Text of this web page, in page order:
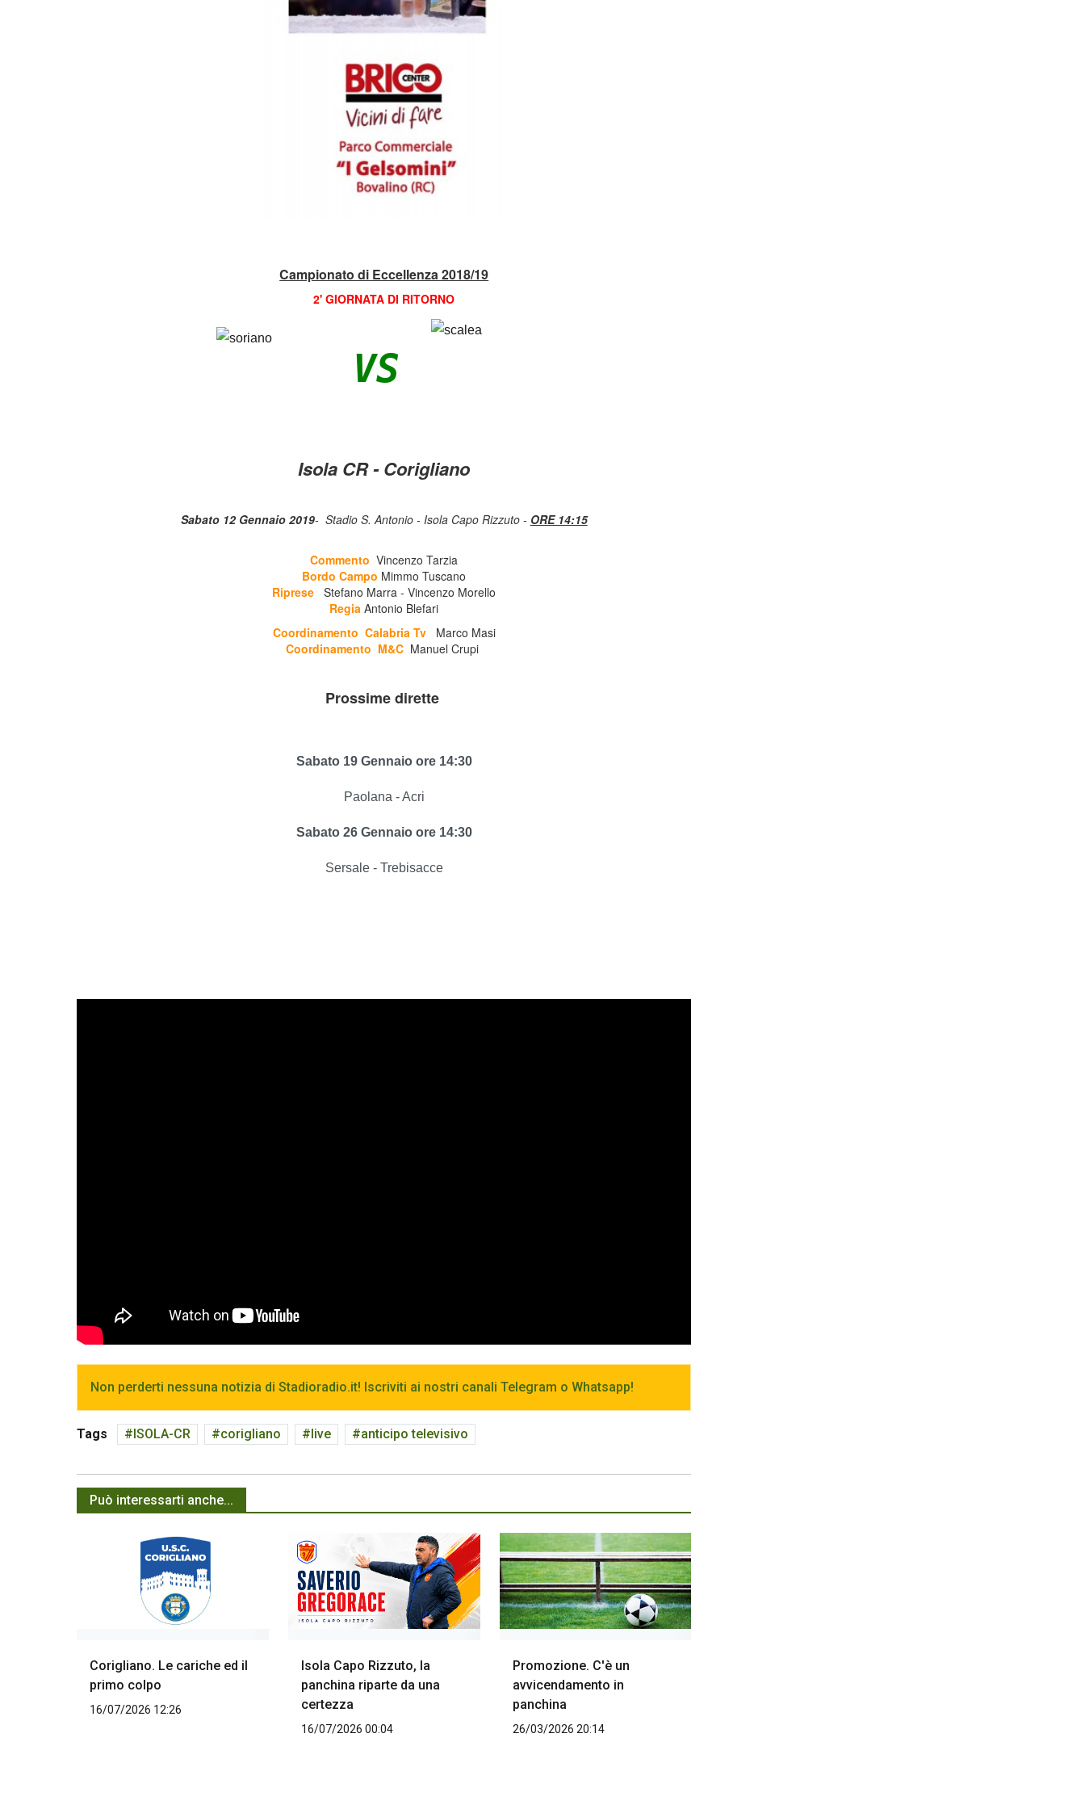
Campionato di Eccellenza 2018/19
2' GIORNATA DI RITORNO
VS
Isola CR - Corigliano
Sabato 12 Gennaio 2019- Stadio S. Antonio - Isola Capo Rizzuto - ORE 14:15
Commento Vincenzo Tarzia
Bordo Campo Mimmo Tuscano
Riprese
Stefano Marra - Vincenzo Morello
Regia Antonio Blefari
Coordinamento Calabria Tv
Marco Masi
Coordinamento M&C Manuel Crupi
Prossime dirette
Sabato 19 Gennaio ore 14:30
Paolana - Acri
Sabato 26 Gennaio ore 14:30
Sersale - Trebisacce
Non perderti nessuna notizia di Stadioradio.it! Iscriviti ai nostri canali Telegram o Whatsapp!
Tags ISOLA-CR corigliano live anticipo televisivo
Può interessarti anche...
Corigliano. Le cariche ed il
primo colpo
16/07/2026 12:26
Isola Capo Rizzuto, la
panchina riparte da una
certezza
16/07/2026 00:04
Promozione. C'è un
avvicendamento in
panchina
26/03/2026 20:14